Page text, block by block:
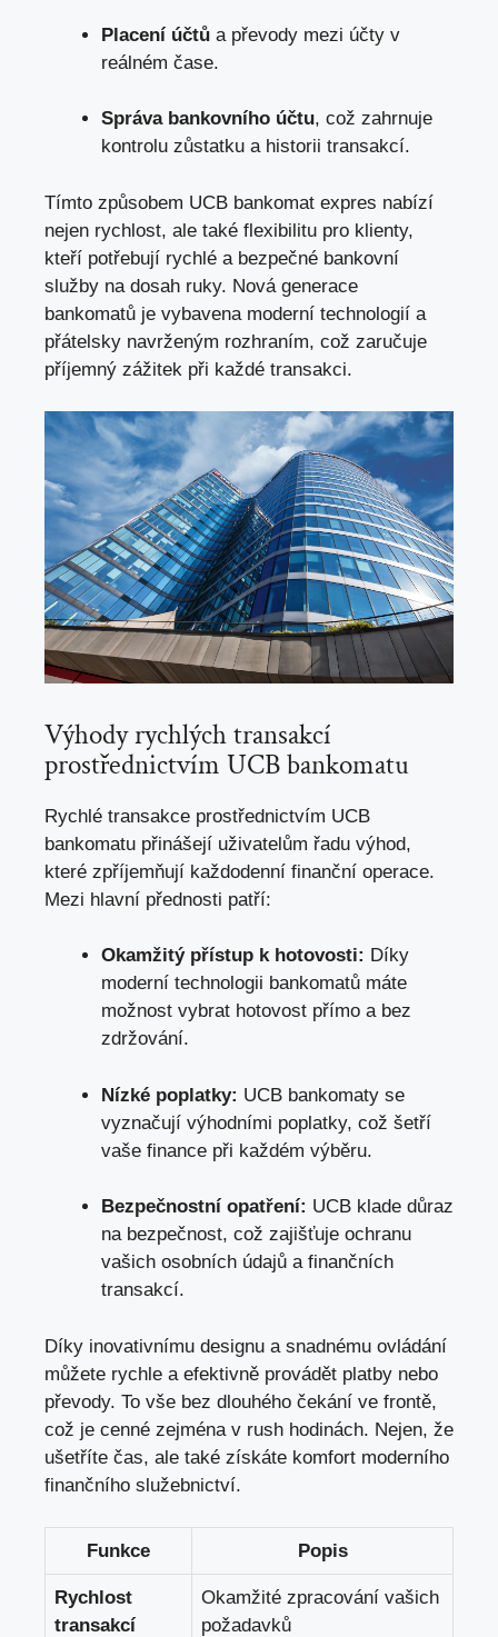
Placení účtů a převody mezi účty v
reálném čase.
Správa bankovního účtu, což zahrnuje
kontrolu zůstatku a historii transakcí.
Tímto způsobem UCB bankomat expres nabízí
nejen rychlost, ale také flexibilitu pro klienty,
kteří potřebují rychlé a bezpečné bankovní
služby na dosah ruky. Nová generace
bankomatů je vybavena moderní technologií a
přátelsky navrženým rozhraním, což zaručuje
příjemný zážitek při každé transakci.
Výhody rychlých transakcí
prostřednictvím UCB bankomatu
Rychlé transakce prostřednictvím UCB
bankomatu přinášejí uživatelům řadu výhod,
které zpříjemňují každodenní finanční operace.
Mezi hlavní přednosti patří:
Okamžitý přístup k hotovosti: Díky
moderní technologii bankomatů máte
možnost vybrat hotovost přímo a bez
zdržování.
Nízké poplatky: UCB bankomaty se
vyznačují výhodními poplatky, což šetří
vaše finance při každém výběru.
Bezpečnostní opatření: UCB klade důraz
na bezpečnost, což zajišťuje ochranu
vašich osobních údajů a finančních
transakcí.
Díky inovativnímu designu a snadnému ovládání
můžete rychle a efektivně provádět platby nebo
převody. To vše bez dlouhého čekání ve frontě,
což je cenné zejména v rush hodinách. Nejen, že
ušetříte čas, ale také získáte komfort moderního
finančního služebnictví.
Funkce Popis
Rychlost
transakcí
Okamžité zpracování vašich
požadavků